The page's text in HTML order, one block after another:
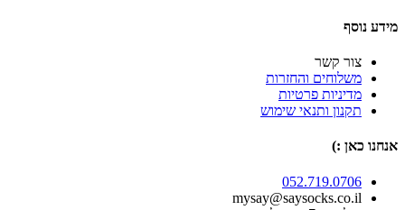
מידע נוסף
צור קשר
משלוחים והחזרות
מדיניות פרטיות
תקנון ותנאי שימוש
אנחנו כאן :)
052.719.0706
mysay@saysocks.co.il‏